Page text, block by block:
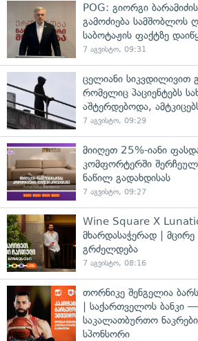
POG: გიორგი
გამოძიება სამშობლოს
საბოტაჟის ფაქტზე
7 აგვისტო, 09:31
ცელიანი სიკვდილივით
რომელიც პაციენტებს
აშტერდებოდა,
7 აგვისტო, 09:29
მიიღეთ 25%-იანი
კომფორტერში
ნაწილ გადახდისას
7 აგვისტო, 09:27
Wine Square X
მხარდასაჭერად | მცირე
გრძელდება
7 აგვისტო, 08:16
თორნიკე შენგელია
| საქართველოს ბანკი
საკალათბურთო
სპონსორი